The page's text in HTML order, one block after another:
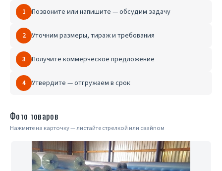
1 Позвоните или напишите — обсудим задачу
2 Уточним размеры, тираж и требования
3 Получите коммерческое предложение
4 Утвердите — отгружаем в срок
Фото товаров
Нажмите на карточку — листайте стрелкой или свайпом